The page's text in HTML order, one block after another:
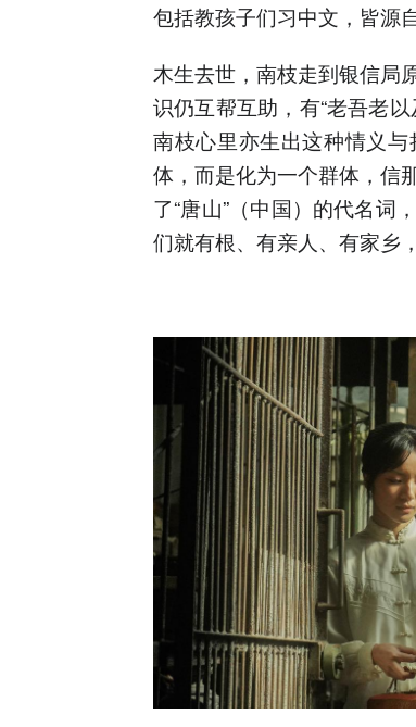
包括教孩子们习中文，皆源
木生去世，南枝走到银信局
识仍互帮互助，有“老吾老
南枝心里亦生出这种情义
体，而是化为一个群体，信
了“唐山”（中国）的代名词
们就有根、有亲人、有家乡